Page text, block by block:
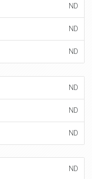
ND
ND
ND
ND
ND
ND
ND